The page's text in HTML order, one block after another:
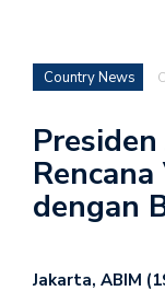
Country News
dengan
Jakarta, ABIM